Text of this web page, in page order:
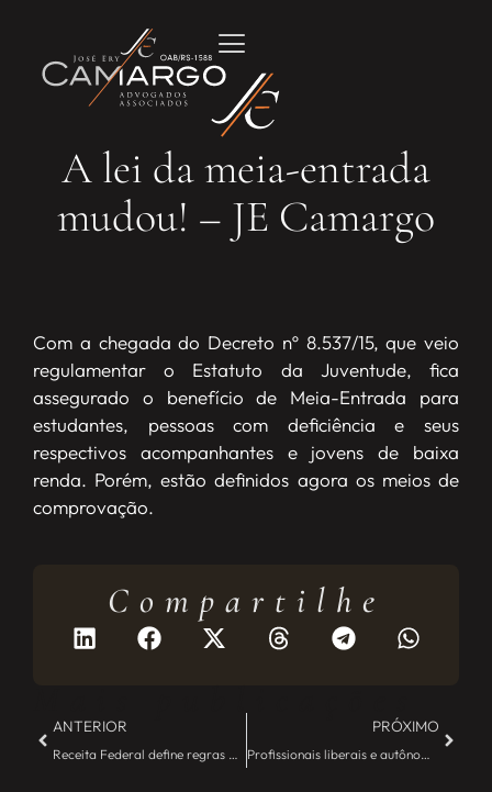
A lei da meia-entrada
mudou! – JE Camargo
Com a chegada do Decreto nº 8.537/15, que veio
regulamentar o Estatuto da Juventude, fica
assegurado o benefício de Meia-Entrada para
estudantes, pessoas com deficiência e seus
respectivos acompanhantes e jovens de baixa
renda. Porém, estão definidos agora os meios de
comprovação.
Compartilhe
ANTERIOR
Receita Federal define regras para novos parcelamentos de débitos – JE Camargo
PRÓXIMO
Profissionais liberais e autônomos serão intimados pela Receita Federal – JE Camargo